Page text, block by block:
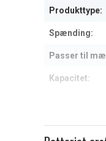
Produkttype:
Spænding:
Passer til
Kapacitet: